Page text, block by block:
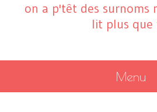
on a p'têt des surnoms
lit plus que
Menu